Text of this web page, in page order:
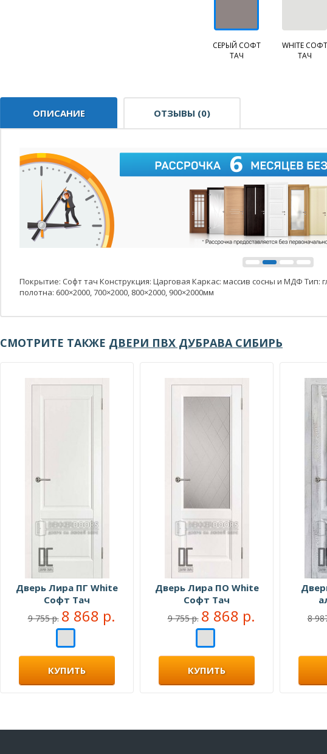
СЕРЫЙ СОФТ
ТАЧ
WHITE СОФТ
ТАЧ
ОПИСАНИЕ ОТЗЫВЫ (0)
Покрытие: Софт тач Конструкция: Царговая Каркас: массив сосны и МДФ Тип:
полотна: 600×2000, 700×2000, 800×2000, 900×2000мм
СМОТРИТЕ ТАКЖЕ ДВЕРИ ПВХ ДУБРАВА СИБИРЬ
Дверь Лира ПГ White
Софт Тач
9 755 р. 8 868 р.
КУПИТЬ
Дверь Лира ПО White
Софт Тач
9 755 р. 8 868 р.
КУПИТЬ
8